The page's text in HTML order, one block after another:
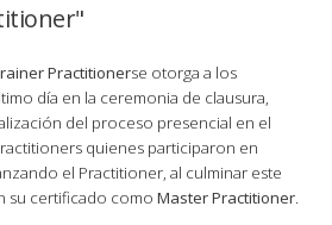
Practitionerse otorga a los
día en la ceremonia de clausura,
del proceso presencial en el
quienes participaron en
el Practitioner, al culminar este
su certificado como Master Practitioner.